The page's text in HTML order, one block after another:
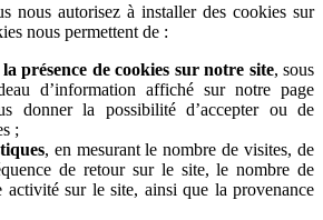
nous autorisez à installer des cookies sur
nous permettent de :
présence de cookies sur notre site, sous
d’information affiché sur notre page
donner la possibilité d’accepter ou de
;
, en mesurant le nombre de visites, de
de retour sur le site, le nombre de
activité sur le site, ainsi que la provenance